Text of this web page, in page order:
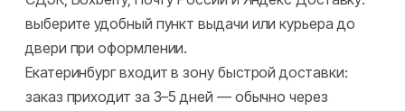
выберите удобный пункт выдачи или курьера до
двери при оформлении.
Екатеринбург входит в зону быстрой доставки:
заказ приходит за 3–5 дней — обычно через